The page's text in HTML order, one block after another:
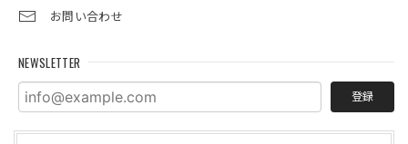
お問い合わせ
NEWSLETTER
登録